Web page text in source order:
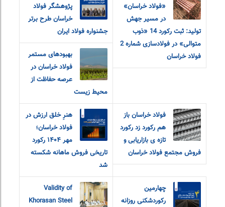
«فولاد خراسان»
در مسیر جهش
تولید: ثبت رکورد 14 «ذوب
متوالی» در فولادسازی شماره 2
فولاد خراسان
پژوهشگر فولاد
خراسان طرح برتر
جشنواره فولاد ایران
بهبودهای مستمر
فولاد خراسان در
عرصه حفاظت از
محیط زیست
فولاد خراسان باز
هم رکورد زد رکورد
تازه ی بازاریابی و
فروش مجتمع فولاد خراسان
هنرِ خلق ارزش در
فولاد خراسان؛
مهر ۱۴۰۴ رکورد
تاریخی فروش ماهانه شکسته
شد
چهارمین
رکوردشکنی روزانه
Validity of
Khorasan Steel